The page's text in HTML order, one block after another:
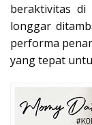
beraktivitas di
longgar
performa
yang tepat